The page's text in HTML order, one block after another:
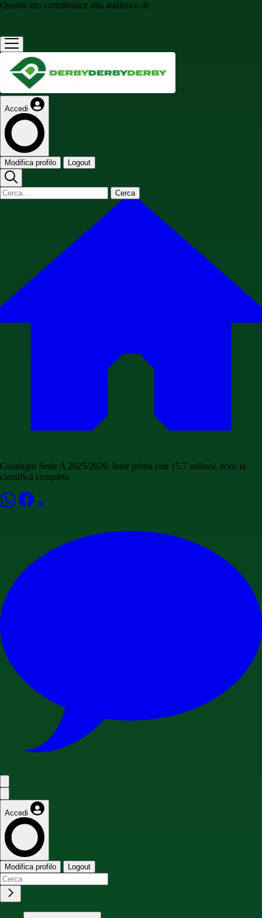
Questo sito contribuisce alla audience de
Accedi
Modifica profilo Logout
Cerca
Guadagni Serie A 2025/2026: Inter prima con 15.7 milioni, ecco la
classifica completa
Accedi
Modifica profilo Logout